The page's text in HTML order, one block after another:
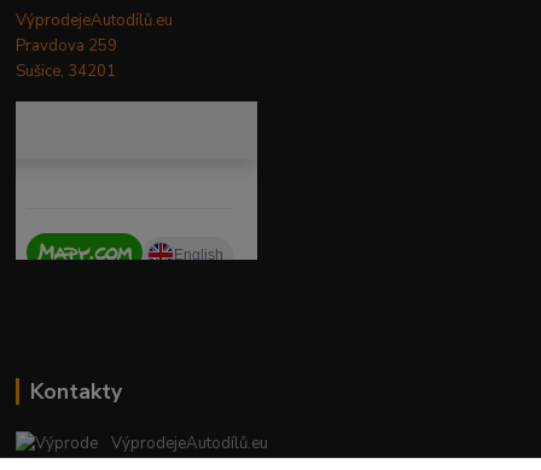
VýprodejeAutodílů.eu
Pravdova 259
Sušice, 34201
Kontakty
VýprodejeAutodílů.eu